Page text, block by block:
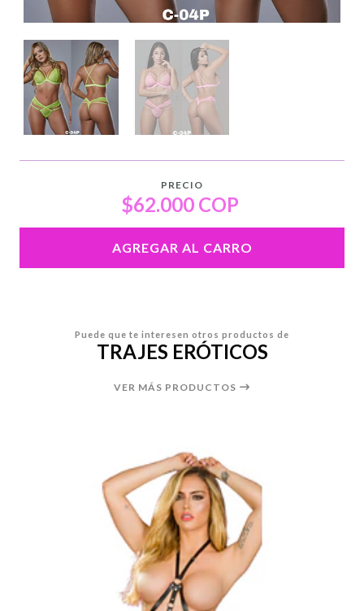
PRECIO
$62.000 COP
AGREGAR AL CARRO
Puede que te interesen otros productos de
TRAJES ERÓTICOS
VER MÁS PRODUCTOS